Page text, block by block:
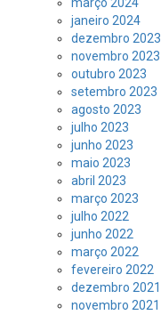
janeiro 2024
dezembro 2023
novembro 2023
outubro 2023
setembro 2023
agosto 2023
julho 2023
junho 2023
maio 2023
abril 2023
março 2023
julho 2022
junho 2022
março 2022
fevereiro 2022
dezembro 2021
novembro 2021